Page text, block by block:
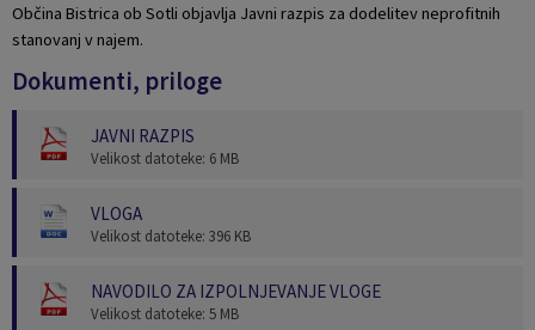
Občina Bistrica ob Sotli objavlja Javni razpis za dodelitev neprofitnih
stanovanj v najem.
Dokumenti, priloge
JAVNI RAZPIS
Velikost datoteke: 6 MB
VLOGA
Velikost datoteke: 396 KB
NAVODILO ZA IZPOLNJEVANJE VLOGE
Velikost datoteke: 5 MB
Temeljni akti občine
Občinski predpisi
Strateški dokumenti
Proračun občine
Lokalne volitve